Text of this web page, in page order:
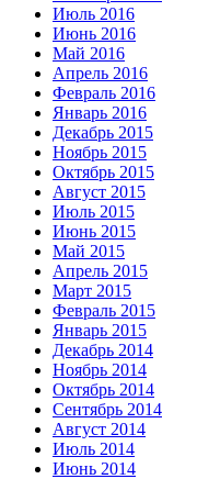
Июль 2016
Июнь 2016
Май 2016
Апрель 2016
Февраль 2016
Январь 2016
Декабрь 2015
Ноябрь 2015
Октябрь 2015
Август 2015
Июль 2015
Июнь 2015
Май 2015
Апрель 2015
Март 2015
Февраль 2015
Январь 2015
Декабрь 2014
Ноябрь 2014
Октябрь 2014
Сентябрь 2014
Август 2014
Июль 2014
Июнь 2014